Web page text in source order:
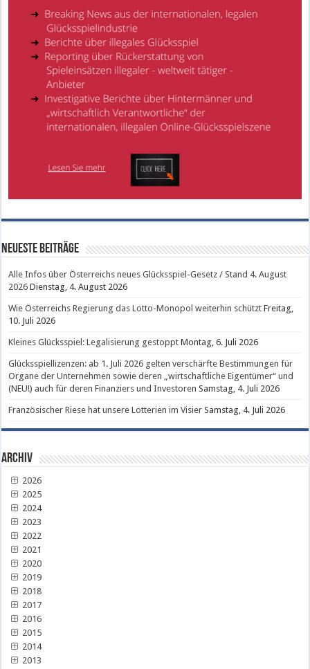
Neueste Beiträge
Alle Infos über Österreichs neues Glücksspiel-Gesetz / Stand 4. August
2026 Dienstag, 4. August 2026
Wie Österreichs Regierung das Lotto-Monopol weiterhin schützt Freitag,
10. Juli 2026
Kleines Glücksspiel: Legalisierung gestoppt Montag, 6. Juli 2026
Glücksspiellizenzen: ab 1. Juli 2026 gelten verschärfte Bestimmungen für
Organe der Unternehmen sowie deren „wirtschaftliche Eigentümer“ und
(NEU!) auch für deren Finanziers und Investoren Samstag, 4. Juli 2026
Französischer Riese hat unsere Lotterien im Visier Samstag, 4. Juli 2026
Archiv
2026
2025
2024
2023
2022
2021
2020
2019
2018
2017
2016
2015
2014
2013